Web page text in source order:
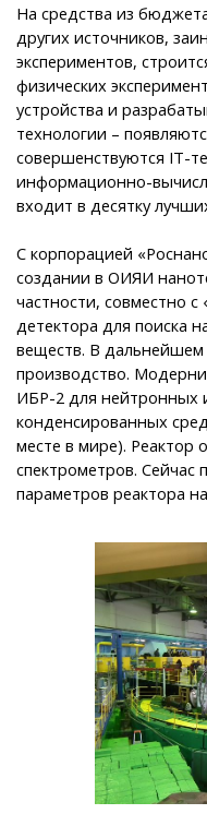
На средства из
других источников,
экспериментов,
физических
устройства и
технологии –
совершенствуются IT-
информационно-
входит в десятку
С корпорацией
создании в ОИЯИ
частности, совместно
детектора для поиска
веществ. В дальнейшем
производство.
ИБР-2 для нейтронных
конденсированных
месте в мире). Реактор
спектрометров.
параметров реактора